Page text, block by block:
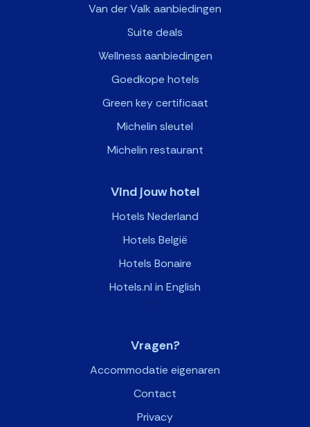
Van der Valk aanbiedingen
Suite deals
Wellness aanbiedingen
Goedkope hotels
Green key certificaat
Michelin sleutel
Michelin restaurant
Vind jouw hotel
Hotels Nederland
Hotels België
Hotels Bonaire
Hotels.nl in English
>
Vragen?
Accommodatie eigenaren
Contact
Privacy